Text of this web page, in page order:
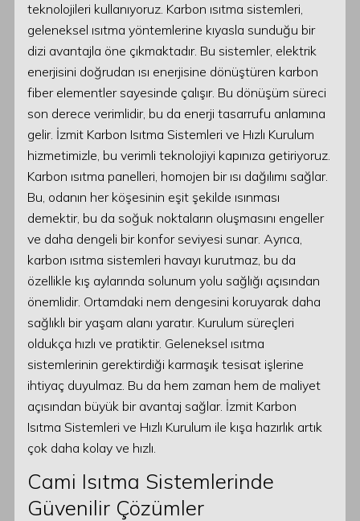
teknolojileri kullanıyoruz. Karbon ısıtma sistemleri,
geleneksel ısıtma yöntemlerine kıyasla sunduğu bir
dizi avantajla öne çıkmaktadır. Bu sistemler, elektrik
enerjisini doğrudan ısı enerjisine dönüştüren karbon
fiber elementler sayesinde çalışır. Bu dönüşüm süreci
son derece verimlidir, bu da enerji tasarrufu anlamına
gelir. İzmit Karbon Isıtma Sistemleri ve Hızlı Kurulum
hizmetimizle, bu verimli teknolojiyi kapınıza getiriyoruz.
Karbon ısıtma panelleri, homojen bir ısı dağılımı sağlar.
Bu, odanın her köşesinin eşit şekilde ısınması
demektir, bu da soğuk noktaların oluşmasını engeller
ve daha dengeli bir konfor seviyesi sunar. Ayrıca,
karbon ısıtma sistemleri havayı kurutmaz, bu da
özellikle kış aylarında solunum yolu sağlığı açısından
önemlidir. Ortamdaki nem dengesini koruyarak daha
sağlıklı bir yaşam alanı yaratır. Kurulum süreçleri
oldukça hızlı ve pratiktir. Geleneksel ısıtma
sistemlerinin gerektirdiği karmaşık tesisat işlerine
ihtiyaç duyulmaz. Bu da hem zaman hem de maliyet
açısından büyük bir avantaj sağlar. İzmit Karbon
Isıtma Sistemleri ve Hızlı Kurulum ile kışa hazırlık artık
çok daha kolay ve hızlı.
Cami Isıtma Sistemlerinde
Güvenilir Çözümler